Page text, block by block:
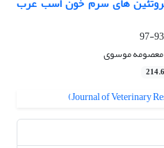
93-97
معصومه موسوی